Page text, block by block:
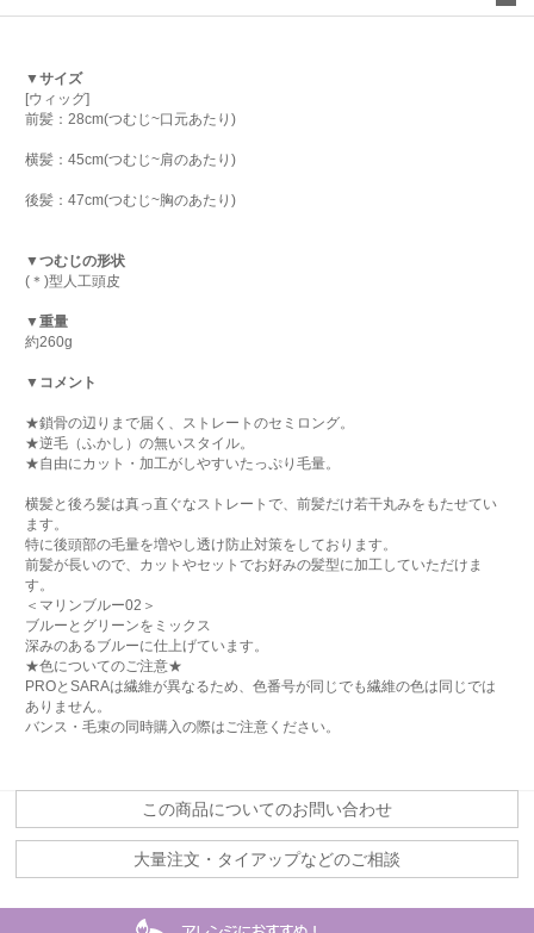
▼サイズ
[ウィッグ]
前髪：28cm(つむじ~口元あたり)
横髪：45cm(つむじ~肩のあたり)
後髪：47cm(つむじ~胸のあたり)
▼つむじの形状
(＊)型人工頭皮
▼重量
約260g
▼コメント
★鎖骨の辺りまで届く、ストレートのセミロング。
★逆毛（ふかし）の無いスタイル。
★自由にカット・加工がしやすいたっぷり毛量。
横髪と後ろ髪は真っ直ぐなストレートで、前髪だけ若干丸みをもたせてい
ます。
特に後頭部の毛量を増やし透け防止対策をしております。
前髪が長いので、カットやセットでお好みの髪型に加工していただけま
す。
＜マリンブルー02＞
ブルーとグリーンをミックス
深みのあるブルーに仕上げています。
★色についてのご注意★
PROとSARAは繊維が異なるため、色番号が同じでも繊維の色は同じでは
ありません。
バンス・毛束の同時購入の際はご注意ください。
この商品についてのお問い合わせ
大量注文・タイアップなどのご相談